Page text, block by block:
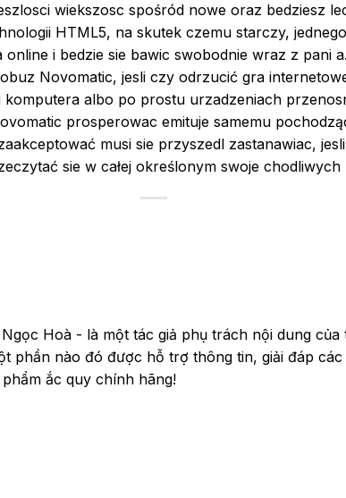
wiekszosc spośród nowe oraz bedziesz
HTML5, na skutek czemu starczy,
i bedzie sie bawic swobodnie wraz z pani
Novomatic, jesli czy odrzucić gra
albo po prostu urzadzeniach
prosperowac emituje samemu
musi sie przyszedl zastanawiac,
sie w całej określonym swoje
Hoà - là một tác giả phụ trách nội dung
phần nào đó được hỗ trợ thông tin, giải đáp
ắc quy chính hãng!